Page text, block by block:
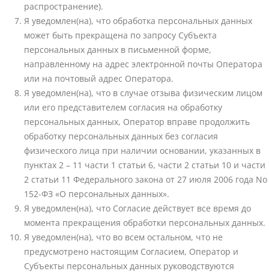
распространение).
Я уведомлен(на), что обработка персональных данных
может быть прекращена по запросу Субъекта
персональных данных в письменной форме,
направленному на адрес электронной почты Оператора
или на почтовый адрес Оператора.
Я уведомлен(на), что в случае отзыва физическим лицом
или его представителем согласия на обработку
персональных данных, Оператор вправе продолжить
обработку персональных данных без согласия
физического лица при наличии основании, указанных в
пунктах 2 – 11 части 1 статьи 6, части 2 статьи 10 и части
2 статьи 11 Федерального закона от 27 июля 2006 года No
152-ФЗ «О персональных данных».
Я уведомлен(на), что Согласие действует все время до
момента прекращения обработки персональных данных.
Я уведомлен(на), что во всем остальном, что не
предусмотрено настоящим Согласием, Оператор и
Субъекты персональных данных руководствуются